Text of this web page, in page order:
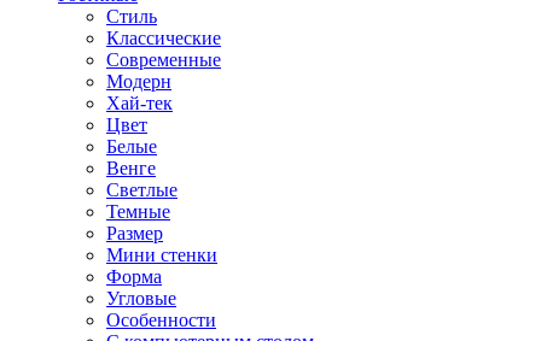
Стиль
Классические
Современные
Модерн
Хай-тек
Цвет
Белые
Венге
Светлые
Темные
Размер
Мини стенки
Форма
Угловые
Особенности